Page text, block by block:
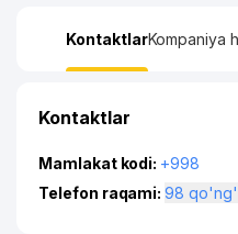
KontaktlarKompaniya
Kontaktlar
Mamlakat kodi: +998
Telefon raqami:
98